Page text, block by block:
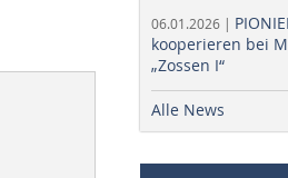
06.01.2026 |
kooperieren bei
„Zossen I“
Alle News